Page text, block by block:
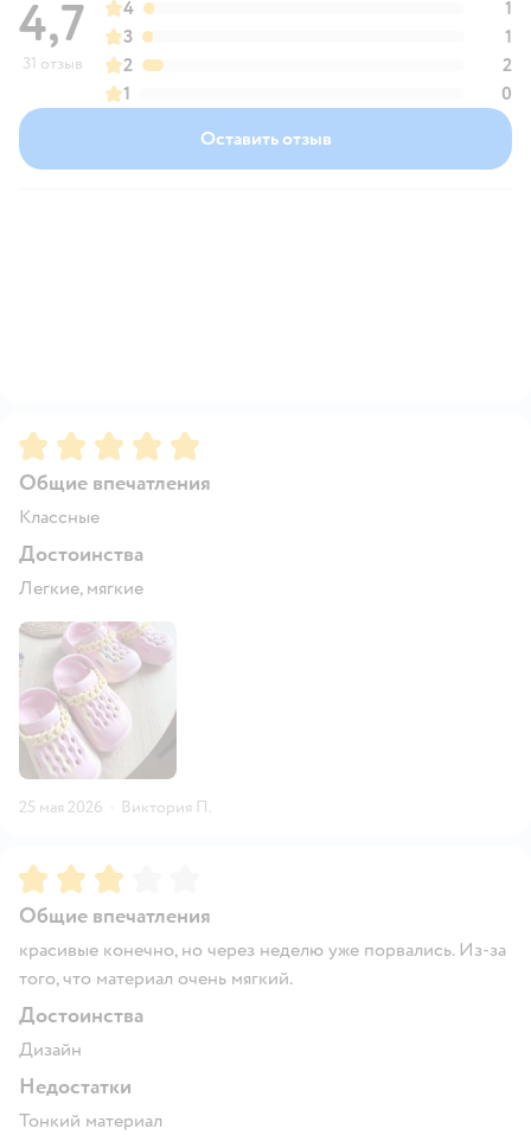
4,7
31 отзыв
4
1
3
1
2
2
1
0
Оставить отзыв
Рейтинг:5
Общие впечатления
Классные
Достоинства
Легкие, мягкие
25 мая 2026 · Виктория П.
Рейтинг:3
Общие впечатления
красивые конечно, но через неделю уже порвались. Из-за
того, что материал очень мягкий.
Достоинства
Дизайн
Недостатки
Тонкий материал